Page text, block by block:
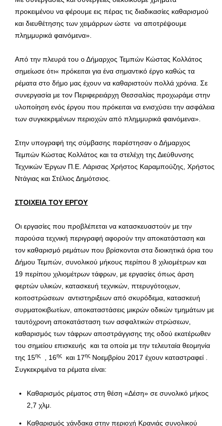
προκειμένου να φέρουμε εις πέρας τις διαδικασίες καθαρισμού
και διευθέτησης των χειμάρρων ώστε να αποτρέψουμε
πλημμυρικά φαινόμενα».
Από την πλευρά του ο Δήμαρχος Τεμπών Κώστας Κολλάτος
σημείωσε ότι« πρόκειται για ένα σημαντικό έργο καθώς τα
ρέματα στο δήμο μας έχουν να καθαριστούν πολλά χρόνια. Σε
συνεργασία με τον Περιφερειάρχη Θεσσαλίας προχωράμε στην
υλοποίηση ενός έργου που πρόκειται να ενισχύσει την ασφάλεια
των συγκεκριμένων περιοχών από πλημμυρικά φαινόμενα».
Στην υπογραφή της σύμβασης παρέστησαν ο Δήμαρχος
Τεμπών Κώστας Κολλάτος και τα στελέχη της Διεύθυνσης
Τεχνικών Έργων Π.Ε. Λάρισας Χρήστος Καραμπούζης, Χρήστος
Ντάγιας και Στέλιος Δημότσιος.
ΣΤΟΙΧΕΙΑ ΤΟΥ ΕΡΓΟΥ
Οι εργασίες που προβλέπεται να κατασκευαστούν με την
παρούσα τεχνική περιγραφή αφορούν την αποκατάσταση και
τον καθαρισμό ρεμάτων που βρίσκονται στα διοικητικά όρια τoυ
Δήμου Τεμπών, συνολικού μήκους περίπου 8 χιλιομέτρων και
19 περίπου χιλιομέτρων τάφρων, με εργασίες όπως άρση
φερτών υλικών, κατασκευή τεχνικών, πτερυγότοιχων,
κοιτοστρώσεων αντιστηριξεων από σκυρόδεμα, κατασκευή
συρματοκιβωτίων, αποκαταστάσεις μικρών οδικών τμημάτων με
ταυτόχρονη αποκατάσταση των ασφαλτικών στρώσεων,
καθαρισμός των τάφρων αποστράγγισης της οδού εκατέρωθεν
του σημείου επισκευής και τα οποία με την τελευταία θεομηνία
της 15ης , 16ης και 17ης Νοεμβρίου 2017 έχουν καταστραφεί .
Συγκεκριμένα τα ρέματα είναι:
Καθαρισμός ρέματος στη θέση «Δέση» σε συνολικό μήκος
2,7 χλμ.
Καθαρισμός χάνδακα στην περιοχή Κρανιάς συνολικού